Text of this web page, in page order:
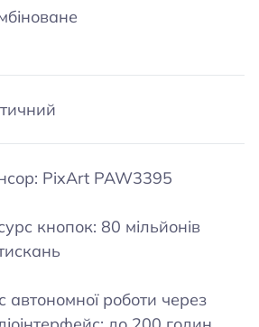
PixArt PAW3395​
кнопок: 80 мільйонів
автономної роботи через